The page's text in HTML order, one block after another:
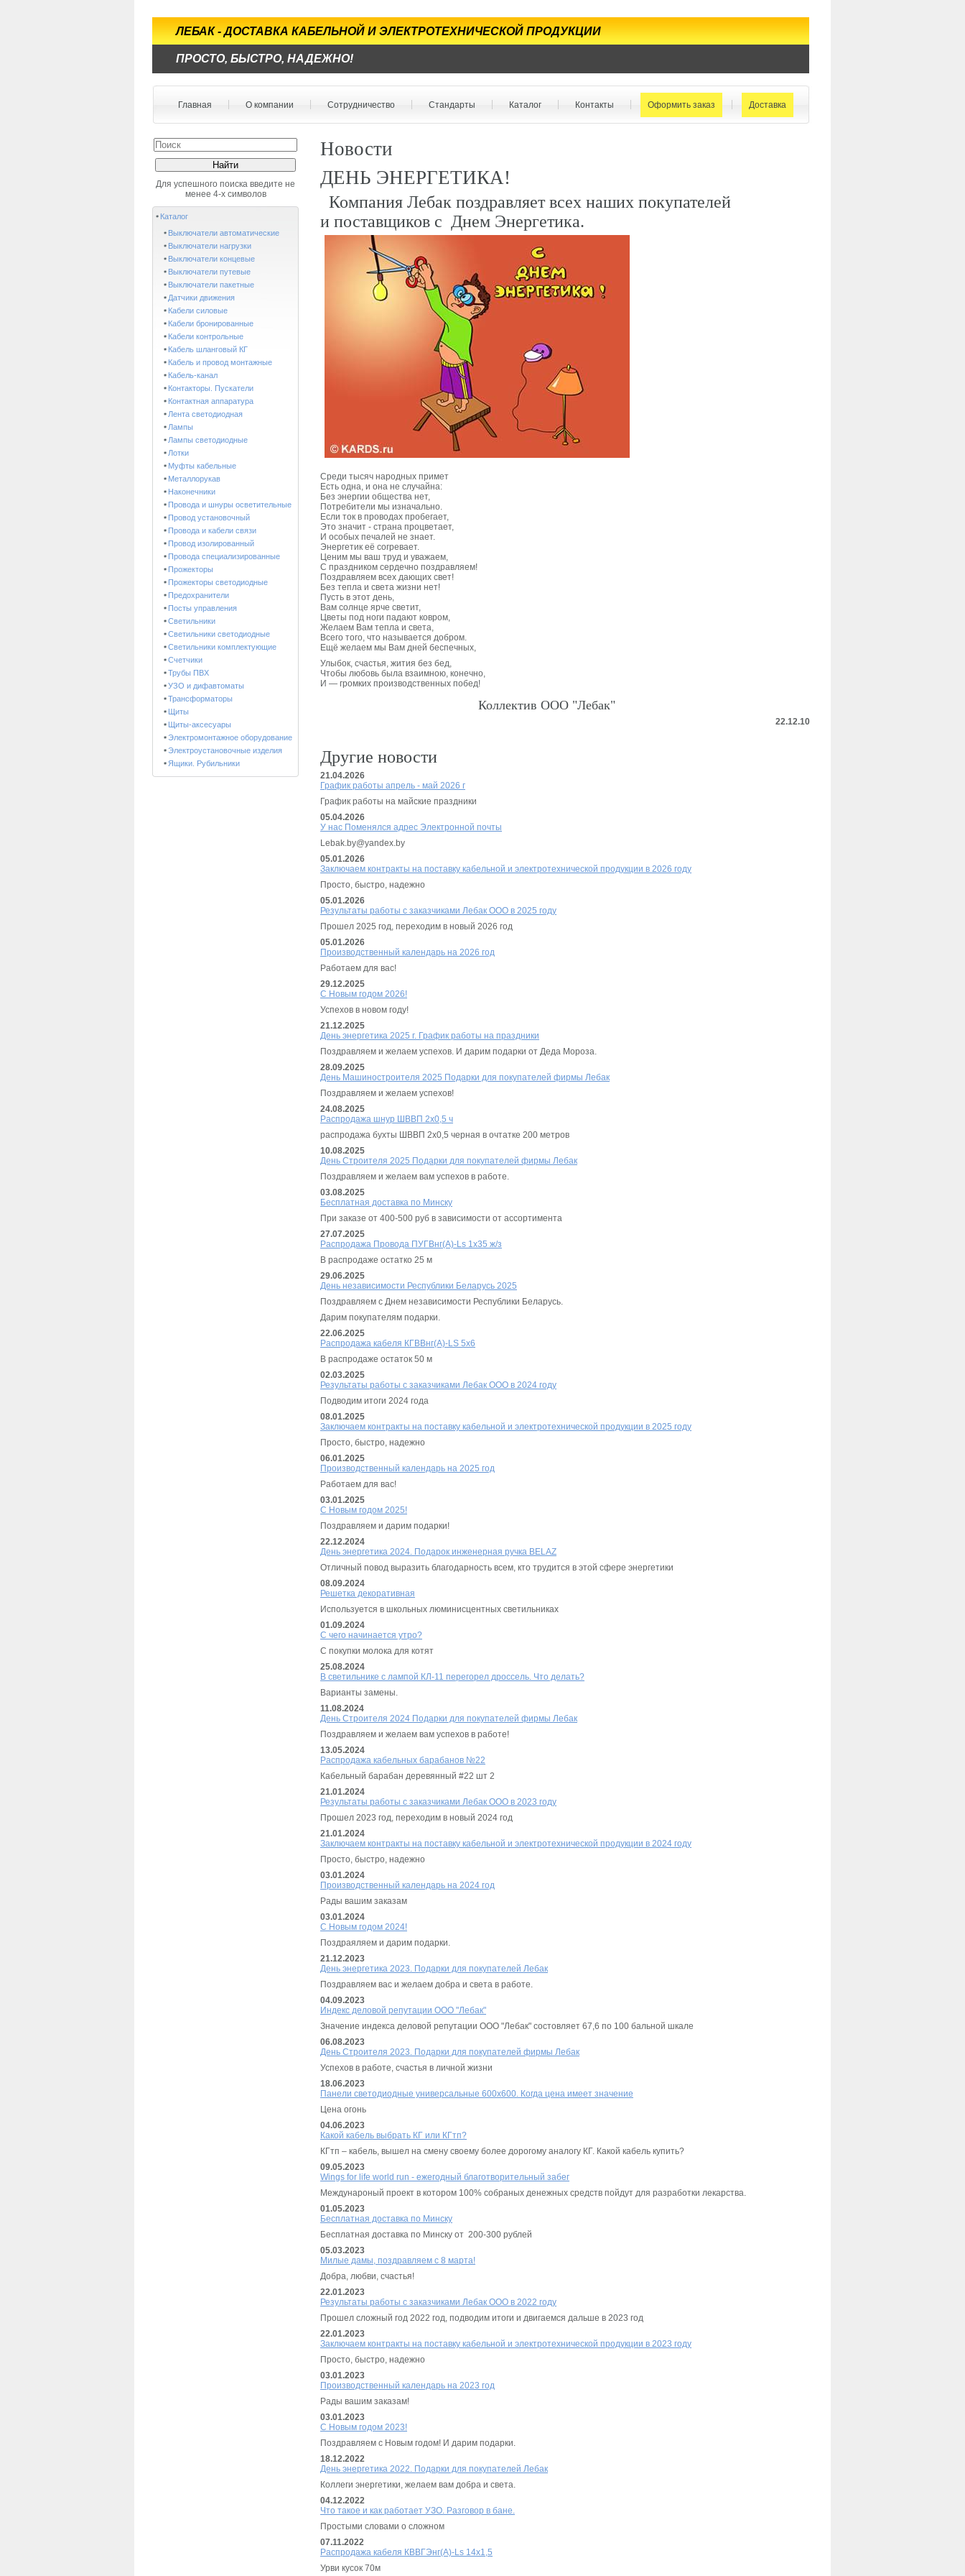
ЛЕБАК - ДОСТАВКА КАБЕЛЬНОЙ И ЭЛЕКТРОТЕХНИЧЕСКОЙ ПРОДУКЦИИ
ПРОСТО, БЫСТРО, НАДЕЖНО!
Главная О компании Сотрудничество Стандарты Каталог Контакты Оформить заказ Доставка
Для успешного поиска введите не
менее 4-х символов
Каталог
Выключатели автоматические
Выключатели нагрузки
Выключатели концевые
Выключатели путевые
Выключатели пакетные
Датчики движения
Кабели силовые
Кабели бронированные
Кабели контрольные
Кабель шланговый КГ
Кабель и провод монтажные
Кабель-канал
Контакторы. Пускатели
Контактная аппаратура
Лента светодиодная
Лампы
Лампы светодиодные
Лотки
Муфты кабельные
Металлорукав
Наконечники
Провода и шнуры осветительные
Провод установочный
Провода и кабели связи
Провод изолированный
Провода специализированные
Прожекторы
Прожекторы светодиодные
Предохранители
Посты управления
Светильники
Светильники светодиодные
Светильники комплектующие
Счетчики
Трубы ПВХ
УЗО и дифавтоматы
Трансформаторы
Щиты
Щиты-аксесуары
Электромонтажное оборудование
Электроустановочные изделия
Ящики. Рубильники
Новости
ДЕНЬ ЭНЕРГЕТИКА!
Компания Лебак поздравляет всех наших покупателей
и поставщиков с Днем Энергетика.
Среди тысяч народных примет
Есть одна, и она не случайна:
Без энергии общества нет,
Потребители мы изначально.
Если ток в проводах пробегает,
Это значит - страна процветает,
И особых печалей не знает.
Энергетик её согревает.
Ценим мы ваш труд и уважаем,
С праздником сердечно поздравляем!
Поздравляем всех дающих свет!
Без тепла и света жизни нет!
Пусть в этот день,
Вам солнце ярче светит,
Цветы под ноги падают ковром,
Желаем Вам тепла и света,
Всего того, что называется добром.
Ещё желаем мы Вам дней беспечных,
Улыбок, счастья, жития без бед,
Чтобы любовь была взаимною, конечно,
И — громких производственных побед!
Коллектив ООО "Лебак"
22.12.10
Другие новости
21.04.2026
График работы апрель - май 2026 г
График работы на майские праздники
05.04.2026
У нас Поменялся адрес Электронной почты
Lebak.by@yandex.by
05.01.2026
Заключаем контракты на поставку кабельной и электротехнической продукции в 2026 году
Просто, быстро, надежно
05.01.2026
Результаты работы с заказчиками Лебак ООО в 2025 году
Прошел 2025 год, переходим в новый 2026 год
05.01.2026
Производственный календарь на 2026 год
Работаем для вас!
29.12.2025
С Новым годом 2026!
Успехов в новом году!
21.12.2025
День энергетика 2025 г. График работы на праздники
Поздравляем и желаем успехов. И дарим подарки от Деда Мороза.
28.09.2025
День Машиностроителя 2025 Подарки для покупателей фирмы Лебак
Поздравляем и желаем успехов!
24.08.2025
Распродажа шнур ШВВП 2х0,5 ч
распродажа бухты ШВВП 2х0,5 черная в очтатке 200 метров
10.08.2025
День Строителя 2025 Подарки для покупателей фирмы Лебак
Поздравляем и желаем вам успехов в работе.
03.08.2025
Бесплатная доставка по Минску
При заказе от 400-500 руб в зависимости от ассортимента
27.07.2025
Распродажа Провода ПУГВнг(А)-Ls 1х35 ж/з
В распродаже остатко 25 м
29.06.2025
День независимости Республики Беларусь 2025
Поздравляем с Днем независимости Республики Беларусь.
Дарим покупателям подарки.
22.06.2025
Распродажа кабеля КГВВнг(А)-LS 5х6
В распродаже остаток 50 м
02.03.2025
Результаты работы с заказчиками Лебак ООО в 2024 году
Подводим итоги 2024 года
08.01.2025
Заключаем контракты на поставку кабельной и электротехнической продукции в 2025 году
Просто, быстро, надежно
06.01.2025
Производственный календарь на 2025 год
Работаем для вас!
03.01.2025
С Новым годом 2025!
Поздравляем и дарим подарки!
22.12.2024
День энергетика 2024. Подарок инженерная ручка BELAZ
Отличный повод выразить благодарность всем, кто трудится в этой сфере энергетики
08.09.2024
Решетка декоративная
Используется в школьных люминисцентных светильниках
01.09.2024
С чего начинается утро?
C покупки молока для котят
25.08.2024
В светильнике с лампой КЛ-11 перегорел дроссель. Что делать?
Варианты замены.
11.08.2024
День Строителя 2024 Подарки для покупателей фирмы Лебак
Поздравляем и желаем вам успехов в работе!
13.05.2024
Распродажа кабельных барабанов №22
Кабельный барабан деревянный #22 шт 2
21.01.2024
Результаты работы с заказчиками Лебак ООО в 2023 году
Прошел 2023 год, переходим в новый 2024 год
21.01.2024
Заключаем контракты на поставку кабельной и электротехнической продукции в 2024 году
Просто, быстро, надежно
03.01.2024
Производственный календарь на 2024 год
Рады вашим заказам
03.01.2024
C Новым годом 2024!
Поздраяляем и дарим подарки.
21.12.2023
День энергетика 2023. Подарки для покупателей Лебак
Поздравляем вас и желаем добра и света в работе.
04.09.2023
Индекс деловой репутации ООО "Лебак"
Значение индекса деловой репутации ООО "Лебак" состовляет 67,6 по 100 бальной шкале
06.08.2023
День Строителя 2023. Подарки для покупателей фирмы Лебак
Успехов в работе, счастья в личной жизни
18.06.2023
Панели светодиодные универсальные 600х600. Когда цена имеет значение
Цена огонь
04.06.2023
Какой кабель выбрать КГ или КГтп?
КГтп – кабель, вышел на смену своему более дорогому аналогу КГ. Какой кабель купить?
09.05.2023
Wings for life world run - ежегодный благотворительный забег
Междунароный проект в котором 100% собраных денежных средств пойдут для разработки лекарства.
01.05.2023
Бесплатная доставка по Минску
Бесплатная доставка по Минску от 200-300 рублей
05.03.2023
Милые дамы, поздравляем с 8 марта!
Добра, любви, счастья!
22.01.2023
Результаты работы с заказчиками Лебак ООО в 2022 году
Прошел сложный год 2022 год, подводим итоги и двигаемся дальше в 2023 год
22.01.2023
Заключаем контракты на поставку кабельной и электротехнической продукции в 2023 году
Просто, быстро, надежно
03.01.2023
Производственный календарь на 2023 год
Рады вашим заказам!
03.01.2023
С Новым годом 2023!
Поздравляем с Новым годом! И дарим подарки.
18.12.2022
День энергетика 2022. Подарки для покупателей Лебак
Коллеги энергетики, желаем вам добра и света.
04.12.2022
Что такое и как работает УЗО. Разговор в бане.
Простыми словами о сложном
07.11.2022
Распродажа кабеля КВВГЭнг(А)-Ls 14х1,5
Урви кусок 70м